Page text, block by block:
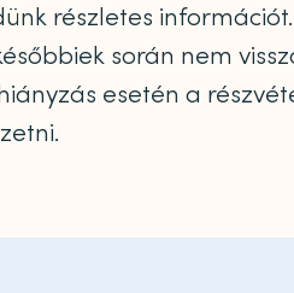
részletes
során nem
esetén a